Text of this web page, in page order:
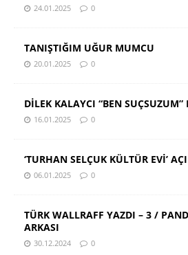
24.01.2025 0
TANIŞTIĞIM UĞUR MUMCU
20.01.2025 0
DİLEK KALAYCI “BEN SUÇSUZUM”
16.01.2025 0
‘TURHAN SELÇUK KÜLTÜR EVİ’
06.01.2025 0
TÜRK WALLRAFF YAZDI – 3 /
ARKASI
30.12.2024 0